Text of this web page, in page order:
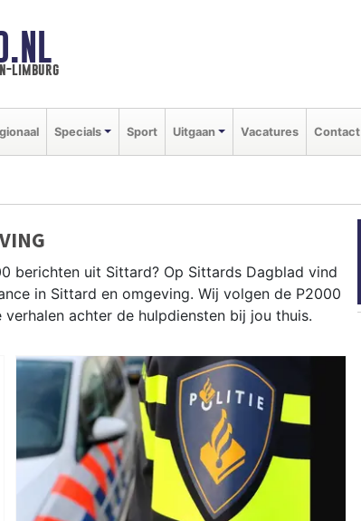
limburg
Specials Sport Uitgaan Vacatures Contact
berichten uit Sittard? Op Sittards Dagblad vind
in Sittard en omgeving. Wij volgen de P2000
achter de hulpdiensten bij jou thuis.
in Sittard centrum, Geleen, Stein en rondom
112-nieuws.